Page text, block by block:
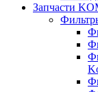
Запчасти